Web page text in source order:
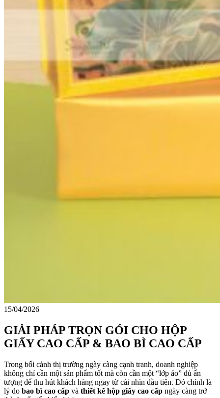
15/04/2026
GIẢI PHÁP TRỌN GÓI CHO HỘP
GIẤY CAO CẤP & BAO BÌ CAO CẤP
Trong bối cảnh thị trường ngày càng cạnh tranh, doanh nghiệp
không chỉ cần một sản phẩm tốt mà còn cần một “lớp áo” đủ ấn
tượng để thu hút khách hàng ngay từ cái nhìn đầu tiên. Đó chính là
lý do bao bì cao cấp và thiết kế hộp giấy cao cấp ngày càng trở